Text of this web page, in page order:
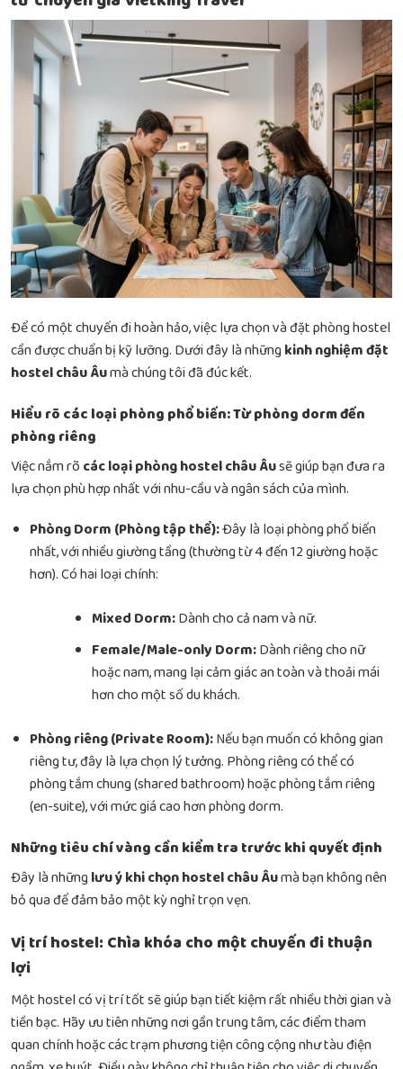
Để có một chuyến đi hoàn hảo, việc lựa chọn và đặt phòng hostel
cần được chuẩn bị kỹ lưỡng. Dưới đây là nhữngkinh nghiệm đặt
hostel châu Âumà chúng tôi đã đúc kết.
Hiểu rõ các loại phòng phổ biến: Từ phòng dorm đến
phòng riêng
Việc nắm rõ các loại phòng hostel châu Âusẽ giúp bạn đưa ra
lựa chọn phù hợp nhất với nhu-cầu và ngân sách của mình.
Phòng Dorm (Phòng tập thể):Đây là loại phòng phổ biến
nhất, với nhiều giường tầng (thường từ 4 đến 12 giường hoặc
hơn). Có hai loại chính:
Mixed Dorm:Dành cho cả nam và nữ.
Female/Male-only Dorm:Dành riêng cho nữ
hoặc nam, mang lại cảm giác an toàn và thoải mái
hơn cho một số du khách.
Phòng riêng (Private Room):Nếu bạn muốn có không gian
riêng tư, đây là lựa chọn lý tưởng. Phòng riêng có thể có
phòng tắm chung (shared bathroom) hoặc phòng tắm riêng
(en-suite), với mức giá cao hơn phòng dorm.
Những tiêu chí vàng cần kiểm tra trước khi quyết định
Đây là nhữnglưu ý khi chọn hostel châu Âumà bạn không nên
bỏ qua để đảm bảo một kỳ nghỉ trọn vẹn.
Vị trí hostel: Chìa khóa cho một chuyến đi thuận
lợi
Một hostel có vị trí tốt sẽ giúp bạn tiết kiệm rất nhiều thời gian và
tiền bạc. Hãy ưu tiên những nơi gần trung tâm, các điểm tham
quan chính hoặc các trạm phương tiện công cộng như tàu điện